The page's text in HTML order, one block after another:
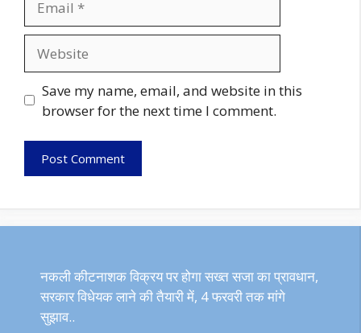
Save my name, email, and website in this
browser for the next time I comment.
नकली कीटनाशक विक्रय पर होगा सख्त सजा का प्रावधान,
सरकार विधेयक लाने की तैयारी में, 4 फरवरी तक मांगे
सुझाव..